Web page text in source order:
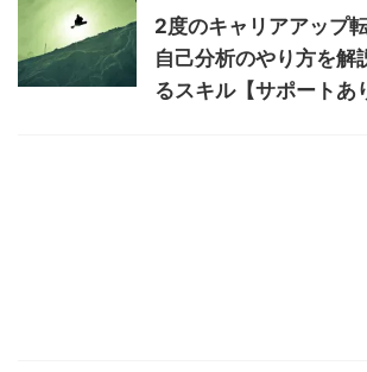
2度のキャリアアップ
自己分析のやり方を
るスキル【サポートあ